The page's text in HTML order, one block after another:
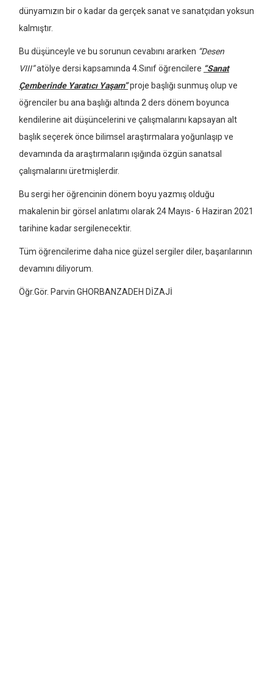
dünyamızın bir o kadar da gerçek sanat ve sanatçıdan yoksun
kalmıştır.
Bu düşünceyle ve bu sorunun cevabını ararken “Desen
VIII”atölye dersi kapsamında 4.Sınıf öğrencilere “Sanat
Çemberinde Yaratıcı Yaşam”proje başlığı sunmuş olup ve
öğrenciler bu ana başlığı altında 2 ders dönem boyunca
kendilerine ait düşüncelerini ve çalışmalarını kapsayan alt
başlık seçerek önce bilimsel araştırmalara yoğunlaşıp ve
devamında da araştırmaların ışığında özgün sanatsal
çalışmalarını üretmişlerdir.
Bu sergi her öğrencinin dönem boyu yazmış olduğu
makalenin bir görsel anlatımı olarak 24 Mayıs- 6 Haziran 2021
tarihine kadar sergilenecektir.
Tüm öğrencilerime daha nice güzel sergiler diler, başarılarının
devamını diliyorum.
Öğr.Gör. Parvin GHORBANZADEH DİZAJİ